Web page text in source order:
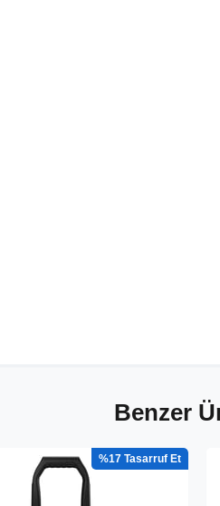
Benzer
%17